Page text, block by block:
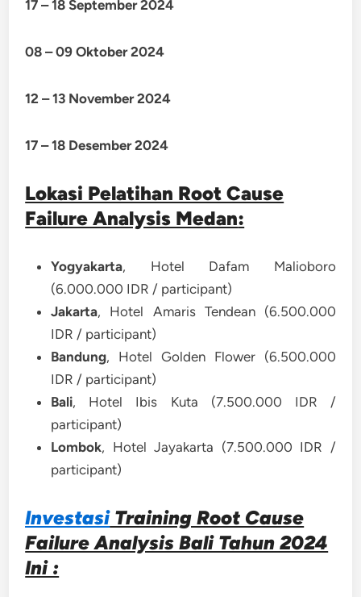
17 – 18 September 2024
08 – 09 Oktober 2024
12 – 13 November 2024
17 – 18 Desember 2024
Lokasi Pelatihan Root Cause
Failure Analysis Medan:
Yogyakarta, Hotel Dafam Malioboro
(6.000.000 IDR / participant)
Jakarta, Hotel Amaris Tendean (6.500.000
IDR / participant)
Bandung, Hotel Golden Flower (6.500.000
IDR / participant)
Bali, Hotel Ibis Kuta (7.500.000 IDR /
participant)
Lombok, Hotel Jayakarta (7.500.000 IDR /
participant)
InvestasiTraining Root Cause
Failure Analysis Bali Tahun 2024
Ini :